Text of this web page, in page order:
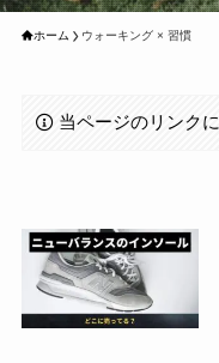
ホーム ウォーキング × 習慣
当ページのリンク